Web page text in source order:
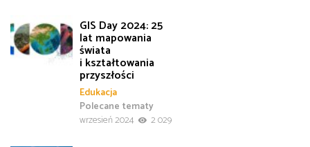
GIS Day 2024: 25
lat mapowania
świata
i kształtowania
przyszłości
Edukacja
Polecane tematy
wrzesień 2024
2 029